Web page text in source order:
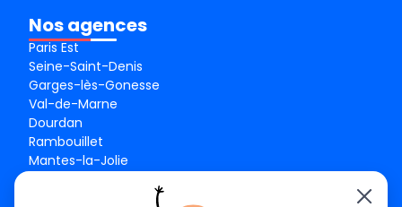
Nos agences
Paris Est
Seine-Saint-Denis
Garges-lès-Gonesse
Val-de-Marne
Dourdan
Rambouillet
Mantes-la-Jolie